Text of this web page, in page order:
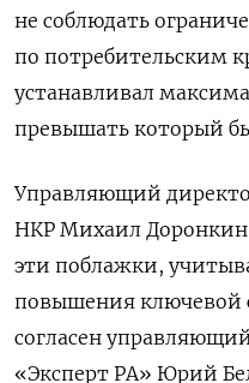
не соблюдать
по потребительским
устанавливал
превышать который
Управляющий
НКР Михаил Доронкин
эти поблажки,
повышения ключевой
согласен
«Эксперт РА» Юрий